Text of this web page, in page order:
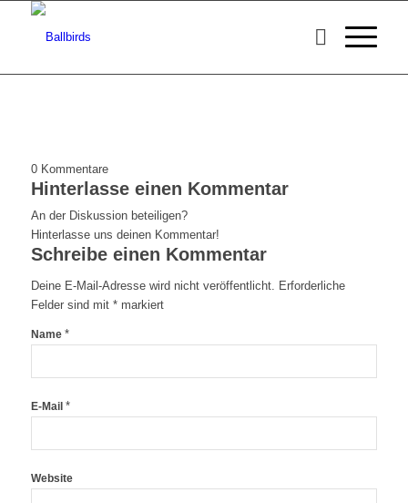
0 Kommentare
Hinterlasse einen Kommentar
An der Diskussion beteiligen?
Hinterlasse uns deinen Kommentar!
Schreibe einen Kommentar
Deine E-Mail-Adresse wird nicht veröffentlicht. Erforderliche
Felder sind mit *markiert
Name *
E-Mail *
Website